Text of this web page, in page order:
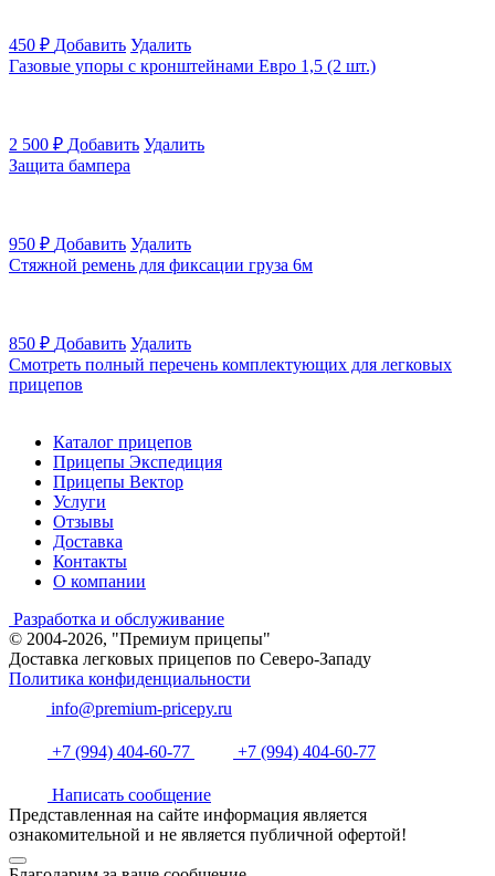
450 ₽ Добавить Удалить
Газовые упоры с кронштейнами Евро 1,5 (2 шт.)
2 500 ₽ Добавить Удалить
Защита бампера
950 ₽ Добавить Удалить
Стяжной ремень для фиксации груза 6м
850 ₽ Добавить Удалить
Смотреть полный перечень комплектующих для легковых
прицепов
Каталог прицепов
Прицепы Экспедиция
Прицепы Вектор
Услуги
Отзывы
Доставка
Контакты
О компании
Разработка и обслуживание
© 2004-2026, "Премиум прицепы"
Доставка легковых прицепов по Северо-Западу
Политика конфиденциальности
info@premium-pricepy.ru
+7 (994) 404-60-77 +7 (994) 404-60-77
Написать сообщение
Представленная на сайте информация является
ознакомительной и не является публичной офертой!